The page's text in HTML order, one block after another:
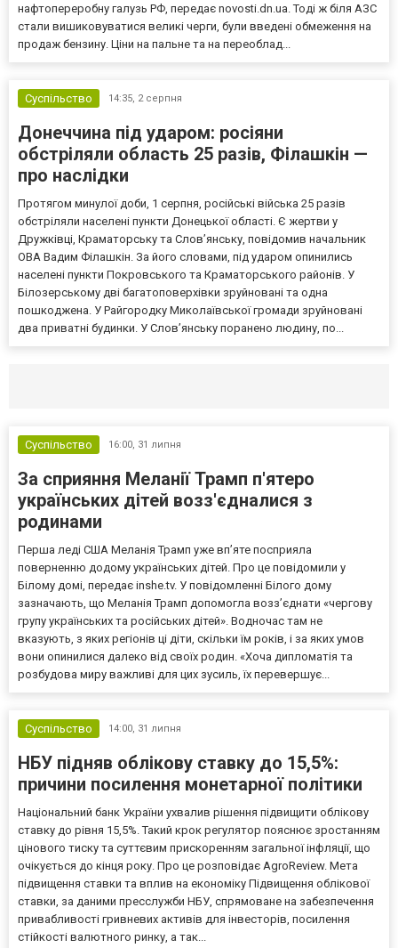
нафтопереробну галузь РФ, передає novosti.dn.ua. Тоді ж біля АЗС
стали вишиковуватися великі черги, були введені обмеження на
продаж бензину. Ціни на пальне та на переоблад...
Суспільство 14:35, 2 серпня
Донеччина під ударом: росіяни
обстріляли область 25 разів, Філашкін —
про наслідки
Протягом минулої доби, 1 серпня, російські війська 25 разів
обстріляли населені пункти Донецької області. Є жертви у
Дружківці, Краматорську та Слов’янську, повідомив начальник
ОВА Вадим Філашкін. За його словами, під ударом опинились
населені пункти Покровського та Краматорського районів. У
Білозерському дві багатоповерхівки зруйновані та одна
пошкоджена. У Райгородку Миколаївської громади зруйновані
два приватні будинки. У Слов’янську поранено людину, по...
Суспільство 16:00, 31 липня
За сприяння Меланії Трамп п'ятеро
українських дітей возз'єдналися з
родинами
Перша леді США Меланія Трамп уже впʼяте посприяла
поверненню додому українських дітей. Про це повідомили у
Білому домі, передає inshe.tv. У повідомленні Білого дому
зазначають, що Меланія Трамп допомогла возз’єднати «чергову
групу українських та російських дітей». Водночас там не
вказують, з яких регіонів ці діти, скільки їм років, і за яких умов
вони опинилися далеко від своїх родин. «Хоча дипломатія та
розбудова миру важливі для цих зусиль, їх перевершує...
Суспільство 14:00, 31 липня
НБУ підняв облікову ставку до 15,5%:
причини посилення монетарної політики
Національний банк України ухвалив рішення підвищити облікову
ставку до рівня 15,5%. Такий крок регулятор пояснює зростанням
цінового тиску та суттєвим прискоренням загальної інфляції, що
очікується до кінця року. Про це розповідає AgroReview. Мета
підвищення ставки та вплив на економіку Підвищення облікової
ставки, за даними пресслужби НБУ, спрямоване на забезпечення
привабливості гривневих активів для інвесторів, посилення
стійкості валютного ринку, а так...